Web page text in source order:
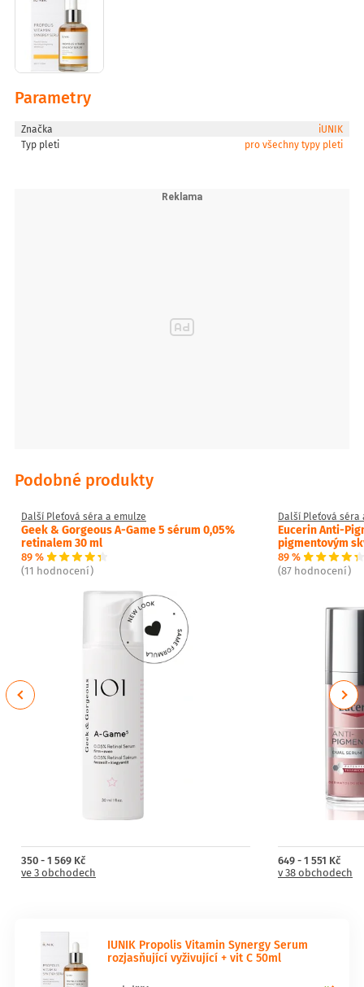
Způsob použití:
- Pomocí pipety naneste přiměřené množství séra na vyčištěnou
pokožku obličeje.
- Jemně vmasírujte sérum do pokožky, dokud se zcela nevstřebá.
- Používejte sérum každé ráno a večer, nejlépe po použití tonika a
Parametry
Značka
iUNIK
Typ pleti
pro všechny typy pleti
Podobné produkty
Další Pleťová séra a emulze
Geek & Gorgeous A-Game 5 sérum 0,05%
retinalem 30 ml
89 %
(11 hodnocení)
350 - 1 569 Kč
ve 3 obchodech
Další Pleťová séra
Eucerin Anti-
pigmentovým
89 %
(87 hodnocení)
649 - 1 551 Kč
v 38 obchodech
Previous Next
IUNIK Propolis Vitamin Synergy Serum
rozjasňující vyživující + vit C 50ml